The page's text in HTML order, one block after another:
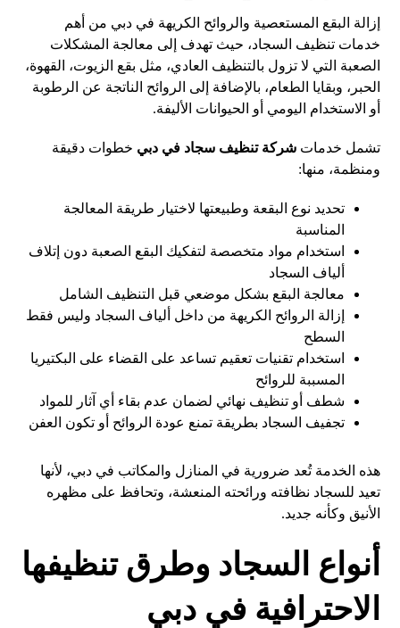
إزالة البقع المستعصية والروائح الكريهة في دبي من أهم
خدمات تنظيف السجاد، حيث تهدف إلى معالجة المشكلات
الصعبة التي لا تزول بالتنظيف العادي، مثل بقع الزيوت، القهوة،
الحبر، وبقايا الطعام، بالإضافة إلى الروائح الناتجة عن الرطوبة
أو الاستخدام اليومي أو الحيوانات الأليفة.
تشمل خدماتشركة تنظيف سجاد في دبي خطوات دقيقة
ومنظمة، منها:
تحديد نوع البقعة وطبيعتها لاختيار طريقة المعالجة
المناسبة
استخدام مواد متخصصة لتفكيك البقع الصعبة دون إتلاف
ألياف السجاد
معالجة البقع بشكل موضعي قبل التنظيف الشامل
إزالة الروائح الكريهة من داخل ألياف السجاد وليس فقط
السطح
استخدام تقنيات تعقيم تساعد على القضاء على البكتيريا
المسببة للروائح
شطف أو تنظيف نهائي لضمان عدم بقاء أي آثار للمواد
تجفيف السجاد بطريقة تمنع عودة الروائح أو تكون العفن
هذه الخدمة تُعد ضرورية في المنازل والمكاتب في دبي، لأنها
تعيد للسجاد نظافته ورائحته المنعشة، وتحافظ على مظهره
الأنيق وكأنه جديد.
أنواع السجاد وطرق تنظيفها
الاحترافية في دبي